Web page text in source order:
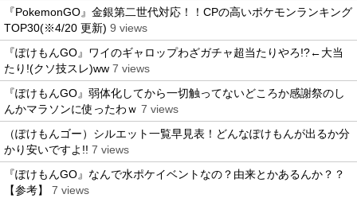
『PokemonGO』金銀第二世代対応！！CPの高いポケモンランキング
TOP30(※4/20 更新) 9 views
『ぽけもんGO』ワイのギャロップわざガチャ超当たりやろ!?←大当
たり!(クソ技スレ)ww 7 views
『ぽけもんGO』弱体化してから一切触ってないどころか感謝祭のし
んかマラソンに使ったわｗ 7 views
（ぽけもんゴー）シルエット一覧早見表！どんなぽけもんが出るか分
かり安いですよ!! 7 views
『ぽけもんGO』なんで水ポケイベントなの？由来とかあるんか？？
【参考】
7 views